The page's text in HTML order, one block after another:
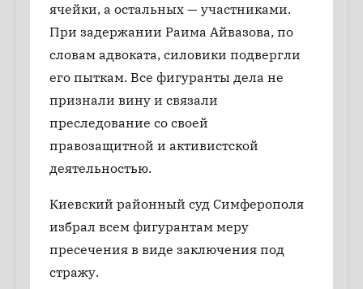
ячейки, а остальных — участниками.
При задержании Раима Айвазова, по
словам адвоката, силовики подвергли
его пыткам. Все фигуранты дела не
признали вину и связали
преследование со своей
правозащитной и активистской
деятельностью.
Киевский районный суд Симферополя
избрал всем фигурантам меру
пресечения в виде заключения под
стражу.